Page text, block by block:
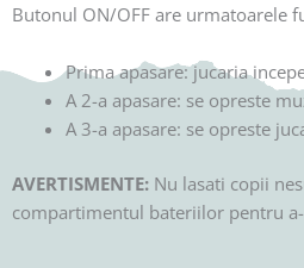
Butonul ON/OFF are urmatoarele
Prima apasare: jucaria
A 2-a apasare: se opreste
A 3-a apasare: se opreste
AVERTISMENTE: Nu lasati copii
compartimentul bateriilor pentru